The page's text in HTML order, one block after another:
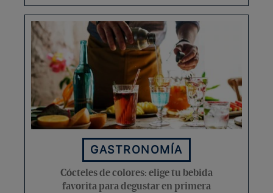
GASTRONOMÍA
Cócteles de colores: elige tu bebida
favorita para degustar en primera